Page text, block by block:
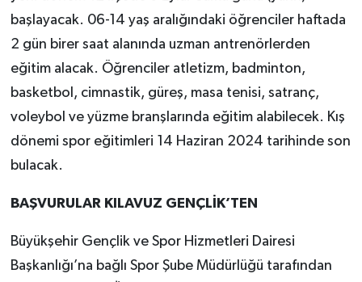
başlayacak. 06-14 yaş aralığındaki öğrenciler haftada
2 gün birer saat alanında uzman antrenörlerden
eğitim alacak. Öğrenciler atletizm, badminton,
basketbol, cimnastik, güreş, masa tenisi, satranç,
voleybol ve yüzme branşlarında eğitim alabilecek. Kış
dönemi spor eğitimleri 14 Haziran 2024 tarihinde son
bulacak.
BAŞVURULAR KILAVUZ GENÇLİK’TEN
Büyükşehir Gençlik ve Spor Hizmetleri Dairesi
Başkanlığı’na bağlı Spor Şube Müdürlüğü tarafından